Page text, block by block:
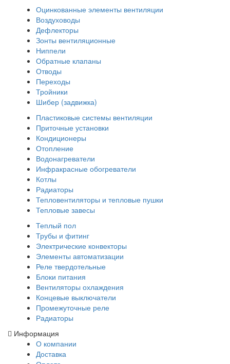
Оцинкованные элементы вентиляции
Воздуховоды
Дефлекторы
Зонты вентиляционные
Ниппели
Обратные клапаны
Отводы
Переходы
Тройники
Шибер (задвижка)
Пластиковые системы вентиляции
Приточные установки
Кондиционеры
Отопление
Водонагреватели
Инфракрасные обогреватели
Котлы
Радиаторы
Тепловентиляторы и тепловые пушки
Тепловые завесы
Теплый пол
Трубы и фитинг
Электрические конвекторы
Элементы автоматизации
Реле твердотельные
Блоки питания
Вентиляторы охлаждения
Концевые выключатели
Промежуточные реле
Радиаторы
Информация
О компании
Доставка